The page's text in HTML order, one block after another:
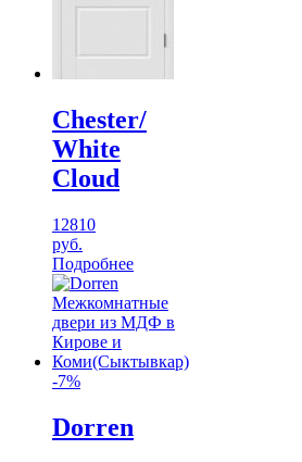
Chester/
White
Cloud
12810
руб.
Подробнее
-7%
Dorren